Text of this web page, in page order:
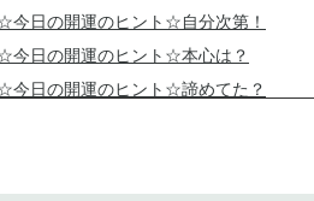
今日の開運のヒント☆自分次第！
今日の開運のヒント☆本心は？
今日の開運のヒント☆諦めてた？
今日の開運のヒント☆ことわり！